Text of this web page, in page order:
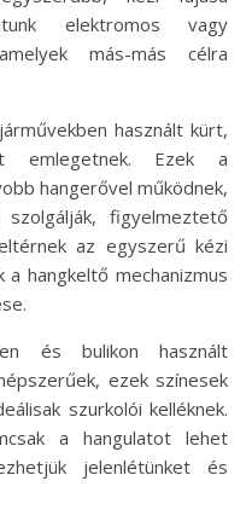
elektromos vagy
más-más célra
használt kürt,
emlegetnek. Ezek a
hangerővel működnek,
figyelmeztető
az egyszerű kézi
hangkeltő mechanizmus
és bulikon használt
ezek színesek
szurkolói kelléknek.
a hangulatot lehet
jelenlétünket és